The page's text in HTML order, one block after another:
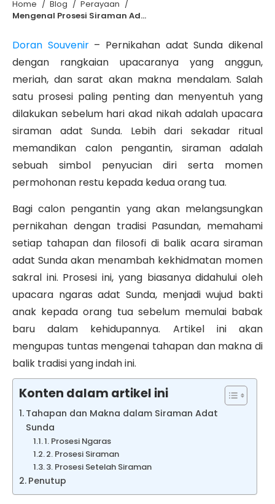
Home / Blog / Perayaan /
Mengenal Prosesi Siraman Adat Sunda dan Makna di Baliknya
Doran Souvenir – Pernikahan adat Sunda dikenal
dengan rangkaian upacaranya yang anggun,
meriah, dan sarat akan makna mendalam. Salah
satu prosesi paling penting dan menyentuh yang
dilakukan sebelum hari akad nikah adalah upacara
siraman adat Sunda. Lebih dari sekadar ritual
memandikan calon pengantin, siraman adalah
sebuah simbol penyucian diri serta momen
permohonan restu kepada kedua orang tua.
Bagi calon pengantin yang akan melangsungkan
pernikahan dengan tradisi Pasundan, memahami
setiap tahapan dan filosofi di balik acara siraman
adat Sunda akan menambah kekhidmatan momen
sakral ini. Prosesi ini, yang biasanya didahului oleh
upacara ngaras adat Sunda, menjadi wujud bakti
anak kepada orang tua sebelum memulai babak
baru dalam kehidupannya. Artikel ini akan
mengupas tuntas mengenai tahapan dan makna di
balik tradisi yang indah ini.
Konten dalam artikel ini
Tahapan dan Makna dalam Siraman Adat
Sunda
1. Prosesi Ngaras
2. Prosesi Siraman
3. Prosesi Setelah Siraman
Penutup